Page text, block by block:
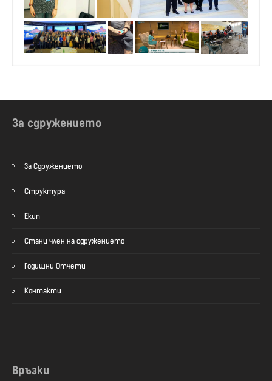
За сдружението
За Сдружението
Структура
Екип
Стани член на сдружението
Годишни Отчети
Контакти
Връзки